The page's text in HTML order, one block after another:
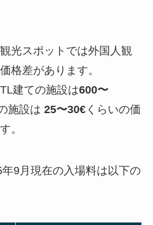
光スポットでは外国人観
格差があります。
建ての施設は600〜
施設は 25〜30€くらいの価
。
9月現在の入場料は以下の